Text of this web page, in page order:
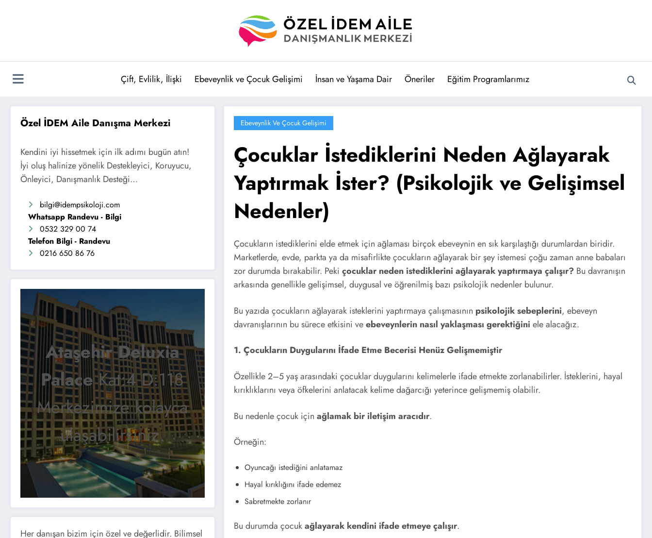
Çift, Evlilik, İlişki Ebeveynlik ve Çocuk Gelişimi İnsan ve Yaşama Dair Öneriler Eğitim Programlarımız
Özel İDEM Aile Danışma Merkezi
Kendini iyi hissetmek için ilk adımı bugün atın!
İyi oluş halinize yönelik Destekleyici, Koruyucu,
Önleyici, Danışmanlık Desteği…
bilgi@idempsikoloji.com
Whatsapp Randevu - Bilgi
0532 329 00 74
Telefon Bilgi - Randevu
0216 650 86 76
Ataşehir Deluxia
PalaceKat:4 D:118
Merkezimize kolayca
ulaşabilirsiniz.
Her danışan bizim için özel ve değerlidir. Bilimsel
Ebeveynlik Ve Çocuk Gelişimi
Çocuklar İstediklerini Neden Ağlayarak
Yaptırmak İster? (Psikolojik ve Gelişimsel
Nedenler)
Çocukların istediklerini elde etmek için ağlaması birçok ebeveynin en sık karşılaştığı durumlardan biridir.
Marketlerde, evde, parkta ya da misafirlikte çocukların ağlayarak bir şey istemesi çoğu zaman anne babaları
zor durumda bırakabilir. Pekiçocuklar neden istediklerini ağlayarak yaptırmaya çalışır? Bu davranışın
arkasında genellikle gelişimsel, duygusal ve öğrenilmiş bazı psikolojik nedenler bulunur.
Bu yazıda çocukların ağlayarak isteklerini yaptırmaya çalışmasının psikolojik sebeplerini, ebeveyn
davranışlarının bu sürece etkisini veebeveynlerin nasıl yaklaşması gerektiğini ele alacağız.
1. Çocukların Duygularını İfade Etme Becerisi Henüz Gelişmemiştir
Özellikle 2–5 yaş arasındaki çocuklar duygularını kelimelerle ifade etmekte zorlanabilirler. İsteklerini, hayal
kırıklıklarını veya öfkelerini anlatacak kelime dağarcığı yeterince gelişmemiş olabilir.
Bu nedenle çocuk içinağlamak bir iletişim aracıdır.
Örneğin:
Oyuncağı istediğini anlatamaz
Hayal kırıklığını ifade edemez
Sabretmekte zorlanır
Bu durumda çocukağlayarak kendini ifade etmeye çalışır.